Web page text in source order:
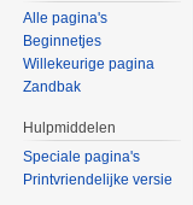
Alle pagina's
Beginnetjes
Willekeurige pagina
Zandbak
Hulpmiddelen
Speciale pagina's
Printvriendelijke versie